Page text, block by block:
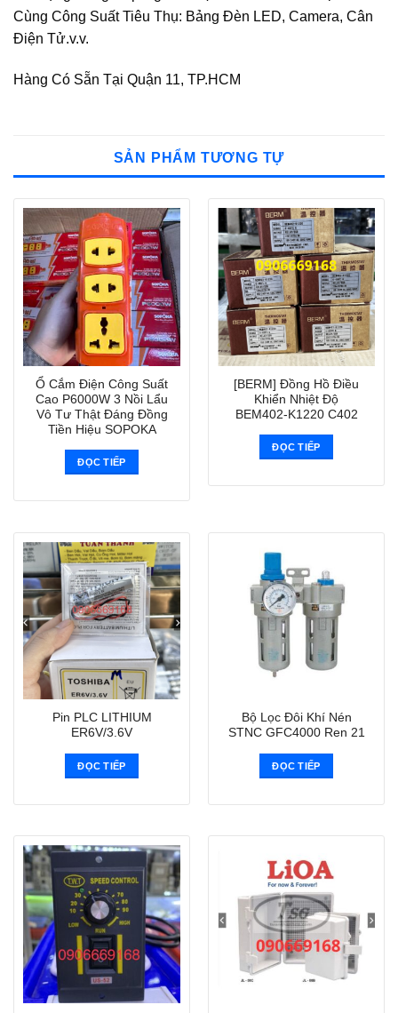
Cùng Công Suất Tiêu Thụ: Bảng Đèn LED, Camera, Cân
Điện Tử.v.v.
Hàng Có Sẵn Tại Quận 11, TP.HCM
SẢN PHẨM TƯƠNG TỰ
Ổ Cắm Điện Công Suất
Cao P6000W 3 Nồi Lẩu
Vô Tư Thật Đáng Đồng
Tiền Hiệu SOPOKA
ĐỌC TIẾP
[BERM] Đồng Hồ Điều
Khiển Nhiệt Độ
BEM402-K1220 C402
ĐỌC TIẾP
Pin PLC LITHIUM
ER6V/3.6V
ĐỌC TIẾP
Bộ Lọc Đôi Khí Nén
STNC GFC4000 Ren 21
ĐỌC TIẾP